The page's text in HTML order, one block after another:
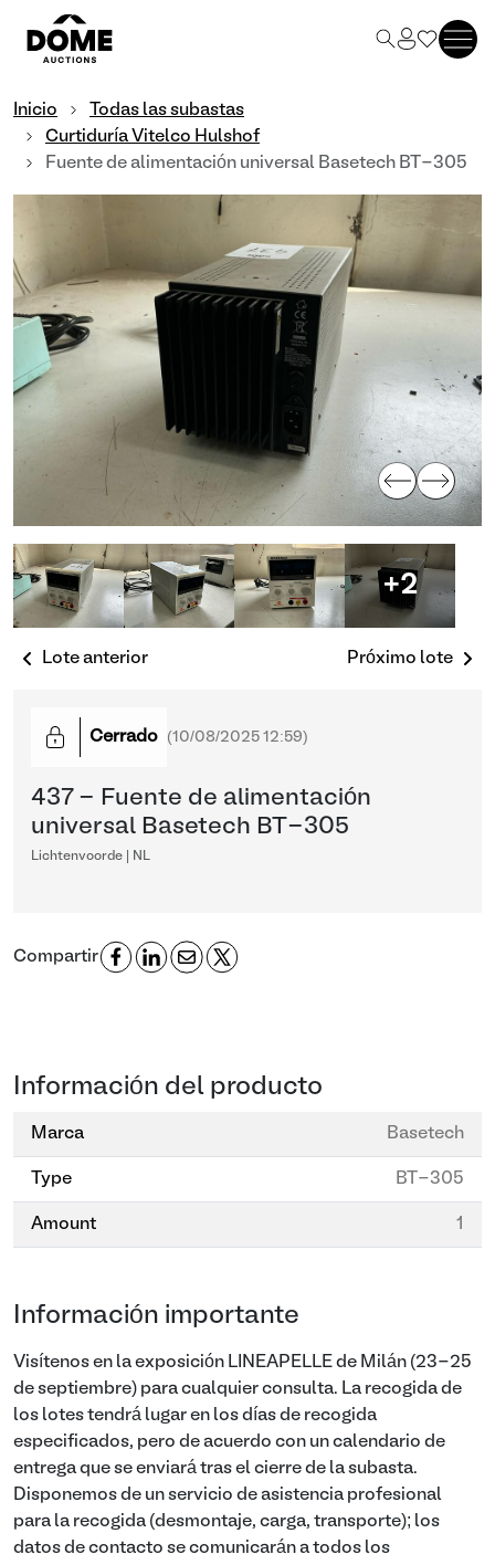
Inicio
Todas las subastas
Curtiduría Vitelco Hulshof
Fuente de alimentación universal Basetech BT-305
+2
Lote anterior Próximo lote
Cerrado (10/08/2025 12:59)
437 - Fuente de alimentación
universal Basetech BT-305
Lichtenvoorde | NL
Compartir
Información del producto
Marca Basetech
Type BT-305
Amount 1
Información importante
Visítenos en la exposición LINEAPELLE de Milán (23-25
de septiembre) para cualquier consulta. La recogida de
los lotes tendrá lugar en los días de recogida
especificados, pero de acuerdo con un calendario de
entrega que se enviará tras el cierre de la subasta.
Disponemos de un servicio de asistencia profesional
para la recogida (desmontaje, carga, transporte); los
datos de contacto se comunicarán a todos los